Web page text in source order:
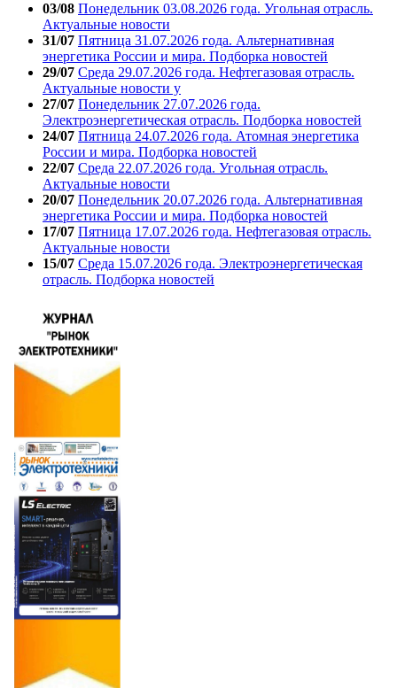
03/08 Понедельник 03.08.2026 года. Угольная отрасль.
Актуальные новости
31/07 Пятница 31.07.2026 года. Альтернативная
энергетика России и мира. Подборка новостей
29/07 Среда 29.07.2026 года. Нефтегазовая отрасль.
Актуальные новости у
27/07 Понедельник 27.07.2026 года.
Электроэнергетическая отрасль. Подборка новостей
24/07 Пятница 24.07.2026 года. Атомная энергетика
России и мира. Подборка новостей
22/07 Среда 22.07.2026 года. Угольная отрасль.
Актуальные новости
20/07 Понедельник 20.07.2026 года. Альтернативная
энергетика России и мира. Подборка новостей
17/07 Пятница 17.07.2026 года. Нефтегазовая отрасль.
Актуальные новости
15/07 Среда 15.07.2026 года. Электроэнергетическая
отрасль. Подборка новостей